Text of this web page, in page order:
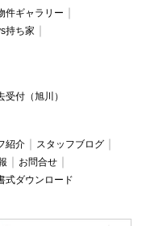
件ギャラリー
持ち家
受付（旭川）
紹介
スタッフブログ
お問合せ
式ダウンロード